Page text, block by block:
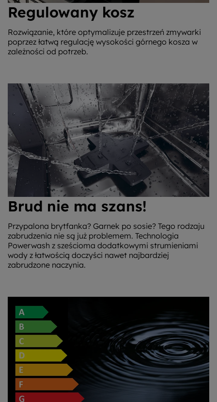
Regulowany kosz
Rozwiązanie, które optymalizuje przestrzeń zmywarki
poprzez łatwą regulację wysokości górnego kosza w
zależności od potrzeb.
Brud nie ma szans!
Przypalona brytfanka? Garnek po sosie? Tego rodzaju
zabrudzenia nie są już problemem. Technologia
Powerwash z sześcioma dodatkowymi strumieniami
wody z łatwością doczyści nawet najbardziej
zabrudzone naczynia.